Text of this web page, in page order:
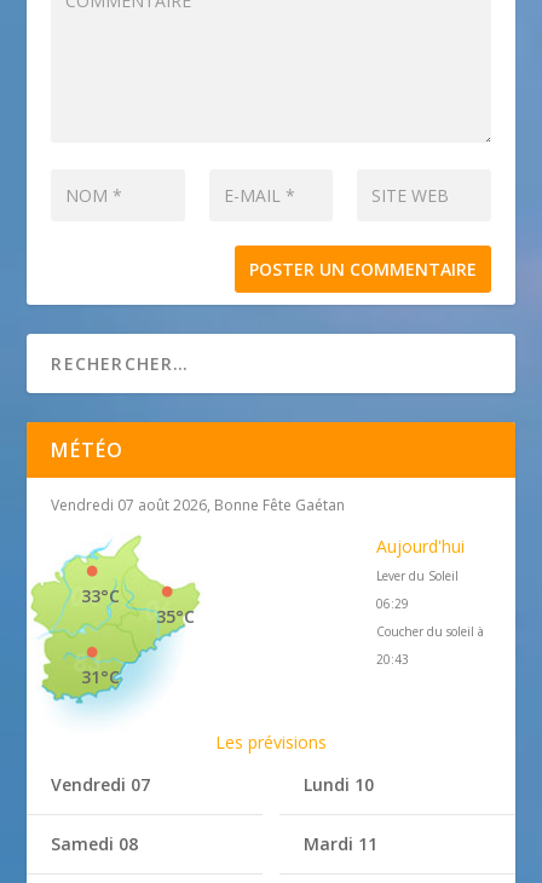
MÉTÉO
Vendredi 07 août 2026, Bonne Fête Gaétan
35°C
33°C
31°C
Aujourd'hui
Lever du Soleil
06:29
Coucher du soleil à
20:43
Les prévisions
Vendredi 07
Samedi 08
Lundi 10
Mardi 11